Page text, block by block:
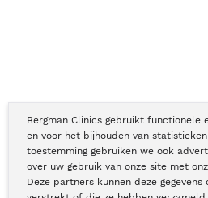
Bergman Clinics gebruikt functionele
en voor het bijhouden van
toestemming gebruiken we ook
over uw gebruik van onze site met
Deze partners kunnen deze
Copyright © Bergman Clinics